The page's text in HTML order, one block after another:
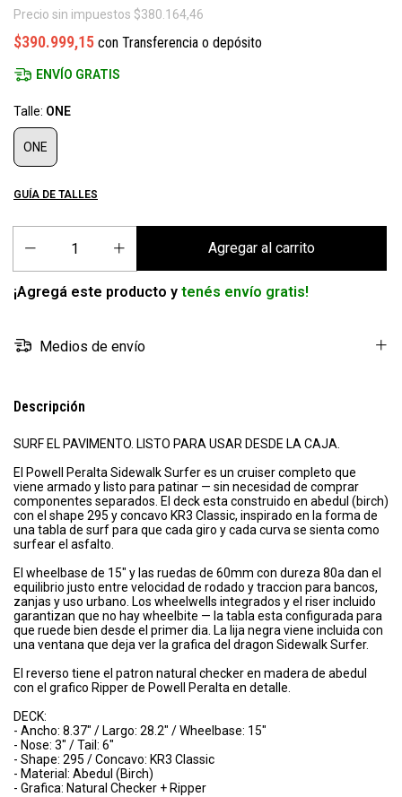
Precio sin impuestos $380.164,46
$390.999,15 con Transferencia o depósito
ENVÍO GRATIS
Talle: ONE
ONE
GUÍA DE TALLES
¡Agregá este producto y tenés envío gratis!
Medios de envío
Descripción
SURF EL PAVIMENTO. LISTO PARA USAR DESDE LA CAJA.
El Powell Peralta Sidewalk Surfer es un cruiser completo que
viene armado y listo para patinar — sin necesidad de comprar
componentes separados. El deck esta construido en abedul (birch)
con el shape 295 y concavo KR3 Classic, inspirado en la forma de
una tabla de surf para que cada giro y cada curva se sienta como
surfear el asfalto.
El wheelbase de 15" y las ruedas de 60mm con dureza 80a dan el
equilibrio justo entre velocidad de rodado y traccion para bancos,
zanjas y uso urbano. Los wheelwells integrados y el riser incluido
garantizan que no hay wheelbite — la tabla esta configurada para
que ruede bien desde el primer dia. La lija negra viene incluida con
una ventana que deja ver la grafica del dragon Sidewalk Surfer.
El reverso tiene el patron natural checker en madera de abedul
con el grafico Ripper de Powell Peralta en detalle.
DECK:
- Ancho: 8.37" / Largo: 28.2" / Wheelbase: 15"
- Nose: 3" / Tail: 6"
- Shape: 295 / Concavo: KR3 Classic
- Material: Abedul (Birch)
- Grafica: Natural Checker + Ripper